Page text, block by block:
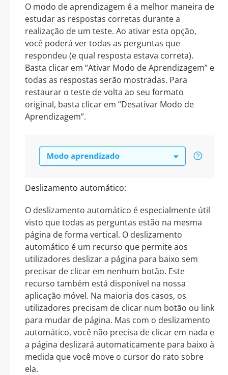
O modo de aprendizagem é a melhor maneira de
estudar as respostas corretas durante a
realização de um teste. Ao ativar esta opção,
você poderá ver todas as perguntas que
respondeu (e qual resposta estava correta).
Basta clicar em “Ativar Modo de Aprendizagem” e
todas as respostas serão mostradas. Para
restaurar o teste de volta ao seu formato
original, basta clicar em “Desativar Modo de
Aprendizagem”.
Deslizamento automático:
O deslizamento automático é especialmente útil
visto que todas as perguntas estão na mesma
página de forma vertical. O deslizamento
automático é um recurso que permite aos
utilizadores deslizar a página para baixo sem
precisar de clicar em nenhum botão. Este
recurso também está disponível na nossa
aplicação móvel. Na maioria dos casos, os
utilizadores precisam de clicar num botão ou link
para mudar de página. Mas com o deslizamento
automático, você não precisa de clicar em nada e
a página deslizará automaticamente para baixo à
medida que você move o cursor do rato sobre
ela.